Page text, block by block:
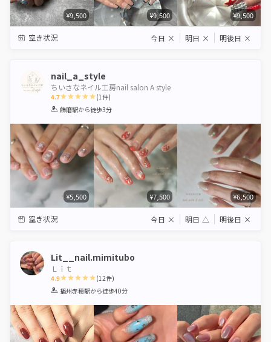
¥9,500 ¥9,500 ¥9,500
空き状況 今日 × 明日 × 明後日 ×
nail_a_style
ちいさなネイル工房nail salon A style
4.7
1 2 3 4 5
(1件)
飾磨駅から徒歩3分
¥5,500 ¥7,500 ¥6,500
空き状況 今日 × 明日 △ 明後日 ×
Lit__nail.mimitubo
Ｌｉｔ
4.9
1 2 3 4 5
(12件)
播州赤穂駅から徒歩40分